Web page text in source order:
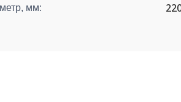
мм: